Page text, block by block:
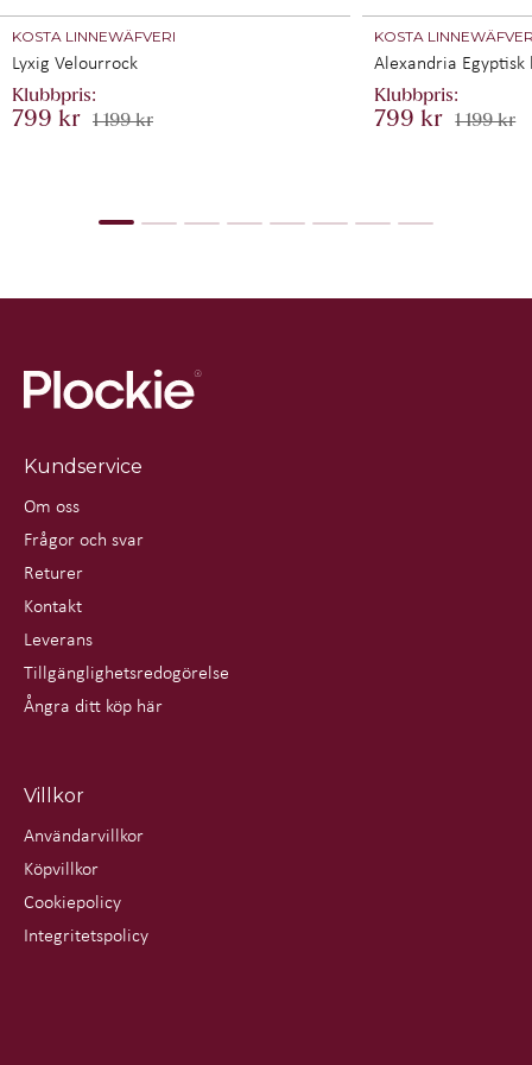
Lyxig Velourrock
KOSTA LINNEWÄFVERI
799 kr 1 199 kr
Alexandria
KOSTA
799 kr 1 199 kr
Kundservice
Om oss
Frågor och svar
Returer
Kontakt
Leverans
Tillgänglighetsredogörelse
Ångra ditt köp här
Villkor
Användarvillkor
Köpvillkor
Cookiepolicy
Integritetspolicy